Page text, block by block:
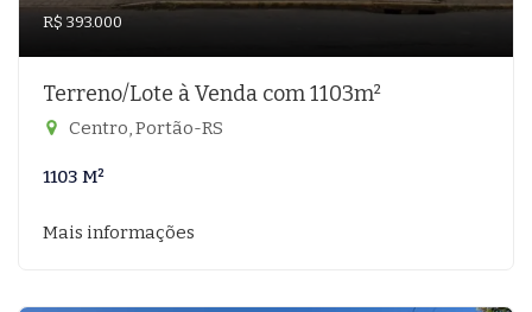
R$ 393.000
Terreno/Lote à Venda com 1103m²
Centro, Portão-RS
1103 M²
Mais informações